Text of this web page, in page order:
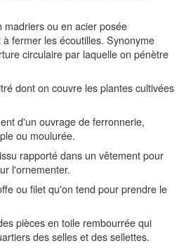
madriers ou en acier posée
fermer les écoutilles. Synonyme
circulaire par laquelle on pénètre
dont on couvre les plantes cultivées
d'un ouvrage de ferronnerie,
ou moulurée.
rapporté dans un vêtement pour
l'ornementer.
ou filet qu'on tend pour prendre le
pièces en toile rembourrée qui
des selles et des sellettes.